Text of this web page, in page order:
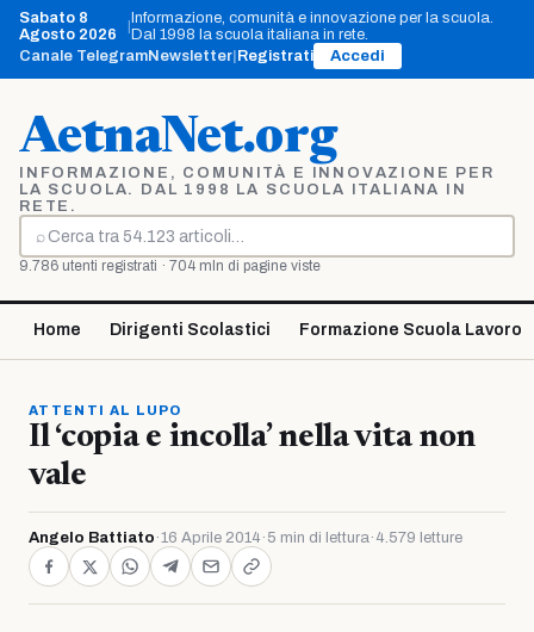
Vai
contenuto
Sabato 8
Agosto 2026
Informazione, comunità e innovazione per la scuola.
Dal 1998 la scuola italiana in rete.
Canale TelegramNewsletter Registrati Accedi
AetnaNet.org
INFORMAZIONE, COMUNITÀ E INNOVAZIONE PER
LA SCUOLA. DAL 1998 LA SCUOLA ITALIANA IN
RETE.
⌕
Cerca
9.786 utenti registrati · 704 mln di pagine viste
Home Dirigenti Scolastici Formazione Scuola Lavoro
ATTENTI AL LUPO
Il ‘copia e incolla’ nella vita non
vale
Angelo Battiato ·16 Aprile 2014 · 5 min di lettura· 4.579 letture